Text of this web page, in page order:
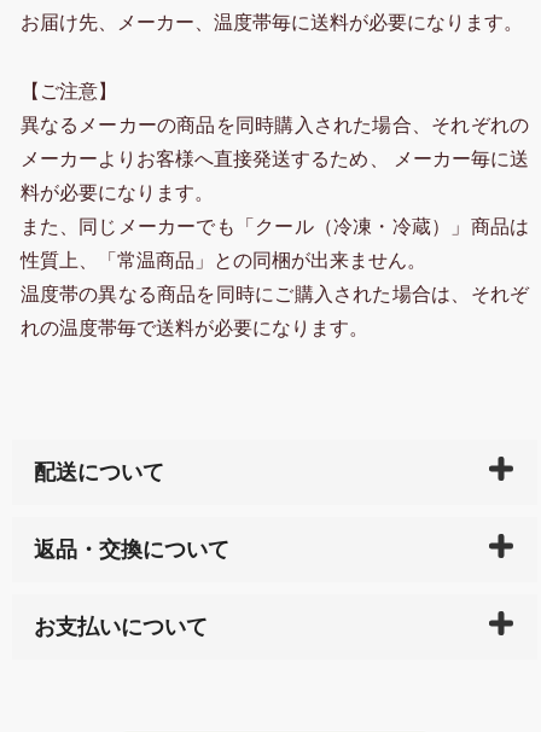
お届け先、メーカー、温度帯毎に送料が必要になります。
【ご注意】
異なるメーカーの商品を同時購入された場合、それぞれの
メーカーよりお客様へ直接発送するため、 メーカー毎に送
料が必要になります。
また、同じメーカーでも「クール（冷凍・冷蔵）」商品は
性質上、「常温商品」との同梱が出来ません。
温度帯の異なる商品を同時にご購入された場合は、それぞ
れの温度帯毎で送料が必要になります。
配送について
天ペイ」の方はご注文受付後）、 長崎県下全域に点在
サイト内で購入された商品の送料は、こちらの
全国送
返品・交換について
または配送途中の 事故などで不都合が生じている場合
お支払いについて